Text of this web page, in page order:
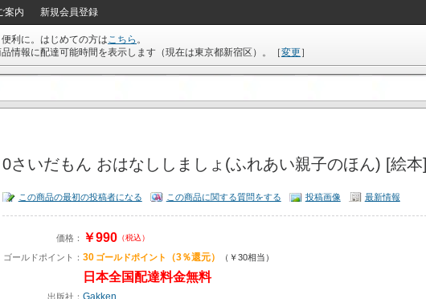
案内 新規会員登録
利に。はじめての方はこちら 。
情報に配達可能時間を表示します（現在は東京都新宿区 ）。 ［変更］
0さいだもん おはなししましょ(ふれあい親子のほん) [絵本]
この商品の最初の投稿者になる この商品に関する質問をする 投稿画像 最新情報
価格： ￥990（税込）
ゴールドポイント： 30 ゴールドポイント （3％還元） （￥30相当）
日本全国配達料金無料
出版社： Gakken